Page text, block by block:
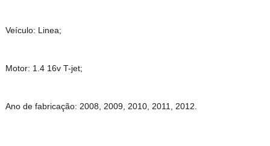
Veículo: Linea;
Motor: 1.4 16v T-jet;
Ano de fabricação: 2008, 2009, 2010, 2011, 2012.